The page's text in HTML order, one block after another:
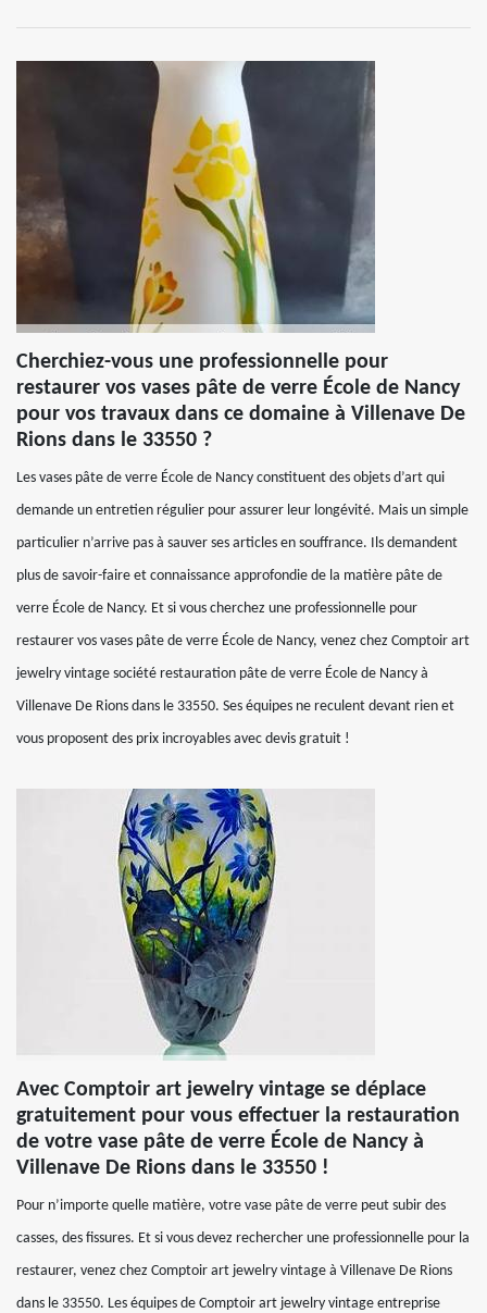
Cherchiez-vous une professionnelle pour
restaurer vos vases pâte de verre École de Nancy
pour vos travaux dans ce domaine à Villenave De
Rions dans le 33550 ?
Les vases pâte de verre École de Nancy constituent des objets d’art qui
demande un entretien régulier pour assurer leur longévité. Mais un simple
particulier n’arrive pas à sauver ses articles en souffrance. Ils demandent
plus de savoir-faire et connaissance approfondie de la matière pâte de
verre École de Nancy. Et si vous cherchez une professionnelle pour
restaurer vos vases pâte de verre École de Nancy, venez chez Comptoir art
jewelry vintage société restauration pâte de verre École de Nancy à
Villenave De Rions dans le 33550. Ses équipes ne reculent devant rien et
vous proposent des prix incroyables avec devis gratuit !
Avec Comptoir art jewelry vintage se déplace
gratuitement pour vous effectuer la restauration
de votre vase pâte de verre École de Nancy à
Villenave De Rions dans le 33550 !
Pour n’importe quelle matière, votre vase pâte de verre peut subir des
casses, des fissures. Et si vous devez rechercher une professionnelle pour la
restaurer, venez chez Comptoir art jewelry vintage à Villenave De Rions
dans le 33550. Les équipes de Comptoir art jewelry vintage entreprise